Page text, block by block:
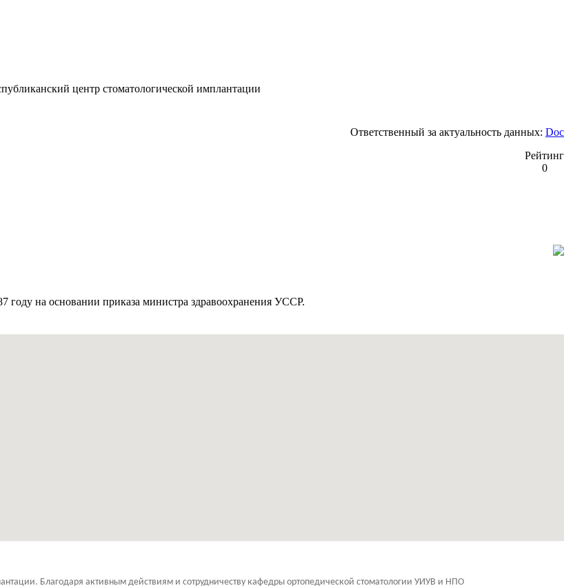
центр стоматологической имплантации
Ответственный за актуальность данных: Doc
Рейтинг
0
году на основании приказа министра здравоохранения УССР.
Благодаря активным действиям и сотрудничеству кафедры ортопедической стоматологии УИУВ и НПО